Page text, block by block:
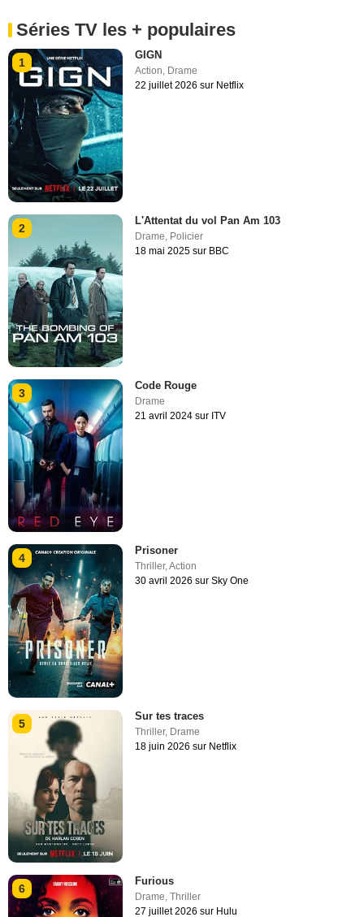
Séries TV les + populaires
1
GIGN
Action, Drame
22 juillet 2026 sur Netflix
2
L'Attentat du vol Pan Am 103
Drame Policier
18 mai 2025 sur BBC
3
Code Rouge
Drame
21 avril 2024 sur ITV
4
Prisoner
Thriller,Action
30 avril 2026 sur Sky One
5
Sur tes traces
Thriller, Drame
18 juin 2026 sur Netflix
6
Furious
Drame,Thriller
27 juillet 2026 sur Hulu